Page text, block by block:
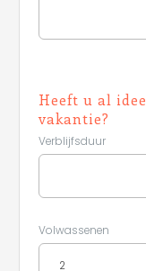
Heeft u al
vakantie?
Verblijfsduur
Volwassenen
2